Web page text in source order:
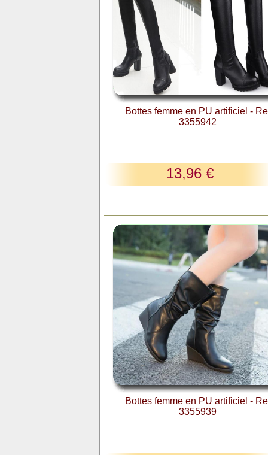
Bottes femme en PU artificiel -
3355942
13,96 €
Bottes femme en PU artificiel -
3355939